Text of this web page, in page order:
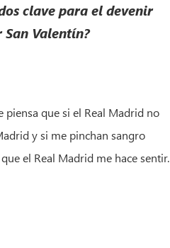
clave para el devenir
San Valentín?
piensa que si el Real Madrid no
y si me pinchan sangro
el Real Madrid me hace sentir.